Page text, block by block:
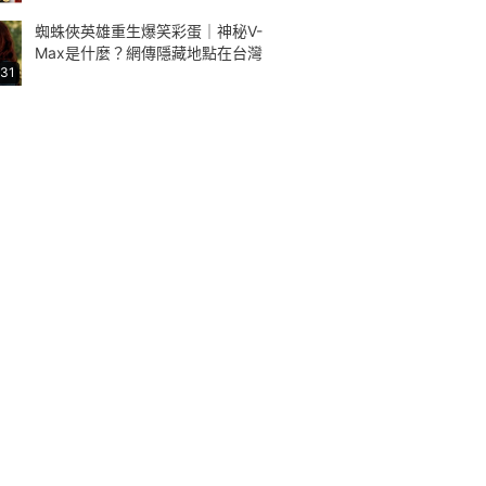
蜘蛛俠英雄重生爆笑彩蛋｜神秘V-
Max是什麼？網傳隱藏地點在台灣